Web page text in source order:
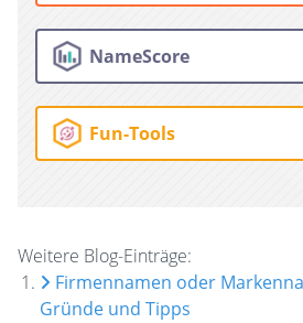
NameScore
Fun-Tools
Weitere Blog-Einträge:
Firmennamen oder
Gründe und Tipps